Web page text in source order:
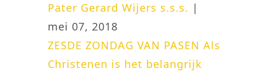
Pater Gerard Wijers s.s.s. |
mei 07, 2018
ZESDE ZONDAG VAN PASEN Als
Christenen is het belangrijk